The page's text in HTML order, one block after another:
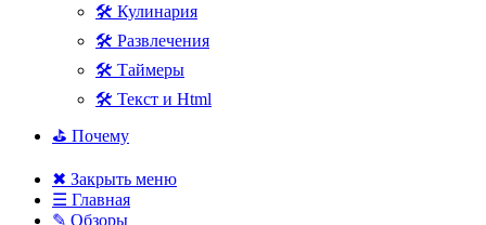
🛠 Кулинария
🛠 Развлечения
🛠 Таймеры
🛠 Текст и Html
⛳ Почему
✖ Закрыть меню
☰ Главная
✎ Обзоры